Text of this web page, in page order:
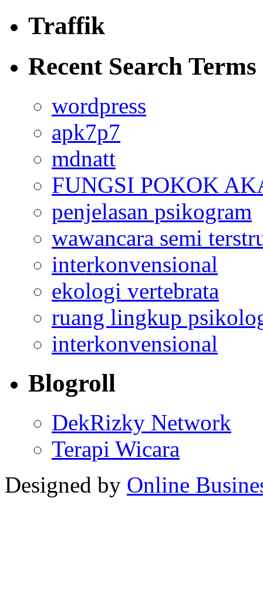
Traffik
Recent Search Terms
wordpress
apk7p7
mdnatt
FUNGSI POKOK
penjelasan psikogram
wawancara semi
interkonvensional
ekologi vertebrata
ruang lingkup
interkonvensional
Blogroll
DekRizky Network
Terapi Wicara
Designed by Online